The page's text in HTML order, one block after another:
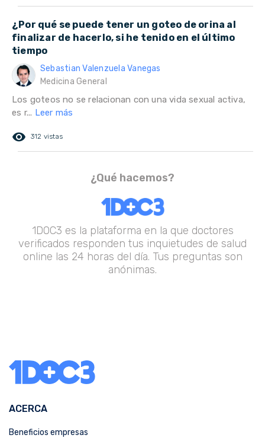
¿Por qué se puede tener un goteo de orina al
finalizar de hacerlo, si he tenido en el último
tiempo
Sebastian Valenzuela Vanegas
Medicina General
Los goteos no se relacionan con una vida sexual activa,
es r... Leer más
remove_red_eye 312 vistas
¿Qué hacemos?
1DOC3 es la plataforma en la que doctores
verificados responden tus inquietudes de salud
online las 24 horas del día. Tus preguntas son
anónimas.
ACERCA
Beneficios empresas